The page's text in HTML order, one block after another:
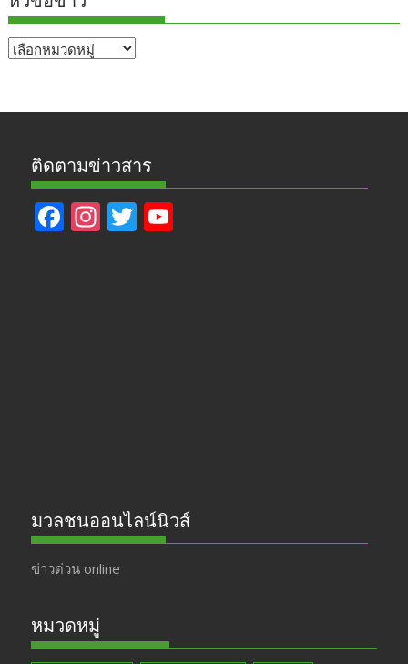
หัวข้อ
ติดตามข่าวสาร
F In T
มวลชนออนไลน์นิวส์
ข่าวด่วน online
หมวดหมู่